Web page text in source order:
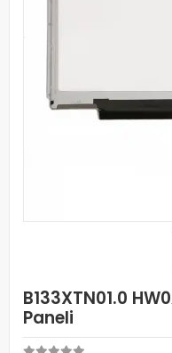
B133XTN01.0
Paneli